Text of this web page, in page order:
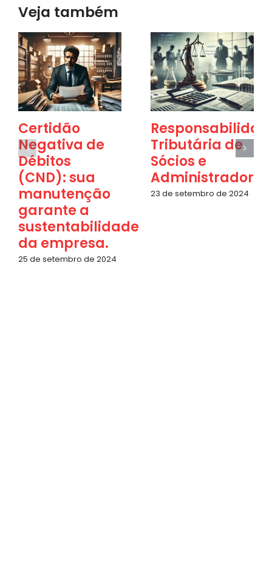
Veja também
Certidão
Negativa de
Débitos
(CND): sua
manutenção
garante a
sustentabilidade
da empresa.
25 de setembro de 2024
Tributária de
Sócios e
Administradores
23 de setembro de 2024